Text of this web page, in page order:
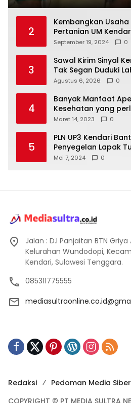
2
Kembangkan
Pertanian UM
Laboratorium
September 19, 2024 0
3
Sawal Kirim Sinyal
Tak Segan Duduki
Puuwatu
Agustus 6, 2026 0
4
Banyak Manfaat
Kesehatan yang
Maret 14, 2023 0
5
PLN UP3 Kendari
Penyegelan Lapak
Mei 7, 2024 0
Jalan : D.I Panjaitan BTN Griya
Kelurahan Wundodopi,
Kendari, Sulawesi Tenggara.
085311775555
Redaksi Pedoman Media Siber
COPYRIGHT © PT MEDIA SULTRA